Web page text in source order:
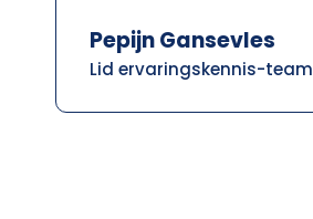
Pepijn Gansevles
Lid ervaringskennis-team